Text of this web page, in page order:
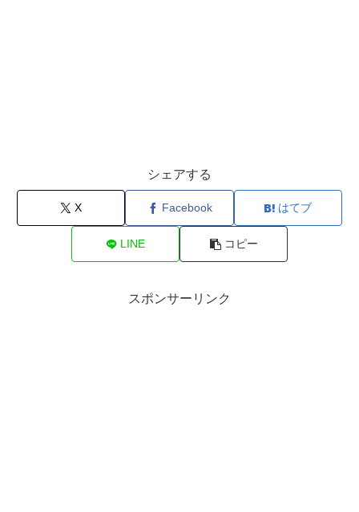
シェアする
X Facebook はてブ
LINE コピー
スポンサーリンク